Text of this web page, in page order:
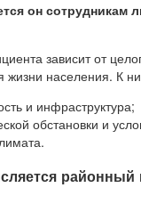
он сотрудникам
зависит от
жизни населения. К
и инфраструктура;
обстановки и